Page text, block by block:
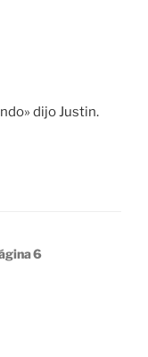
dijo Justin.
6